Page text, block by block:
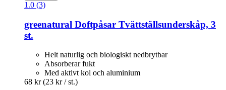
1.0 (3)
greenatural Doftpåsar Tvättställsunderskåp, 3
st.
Helt naturlig och biologiskt nedbrytbar
Absorberar fukt
Med aktivt kol och aluminium
68 kr (23 kr / st.)